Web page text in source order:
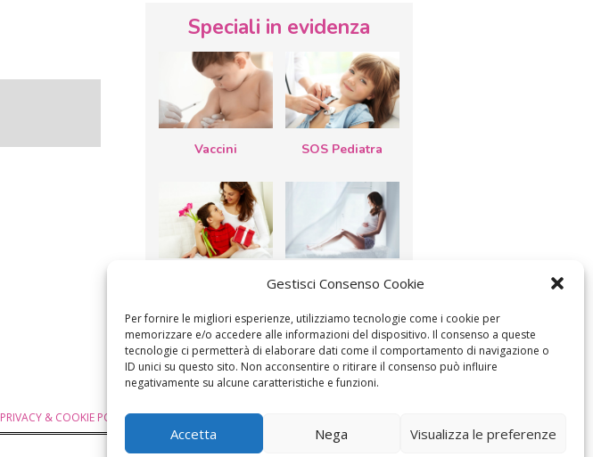
Gestisci Consenso Cookie
Per fornire le migliori esperienze, utilizziamo tecnologie come i cookie per
memorizzare e/o accedere alle informazioni del dispositivo. Il consenso a queste
tecnologie ci permetterà di elaborare dati come il comportamento di navigazione o
ID unici su questo sito. Non acconsentire o ritirare il consenso può influire
negativamente su alcune caratteristiche e funzioni.
Accetta Nega Visualizza le preferenze
Speciali in evidenza
Vaccini SOS Pediatra
mamma: lavoretti,
filastrocche
Le settimane di
gravidanza
PRIVACY & COOKIE POLICY MODIFICA IL CONSENSO